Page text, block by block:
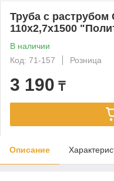
Труба с
110х2,7х1500
В наличии
Код: 71-157
Розница
3 190 ₸
Описание